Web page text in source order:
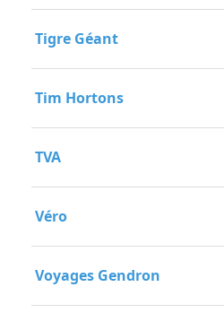
Tigre Géant
Tim Hortons
TVA
Véro
Voyages Gendron